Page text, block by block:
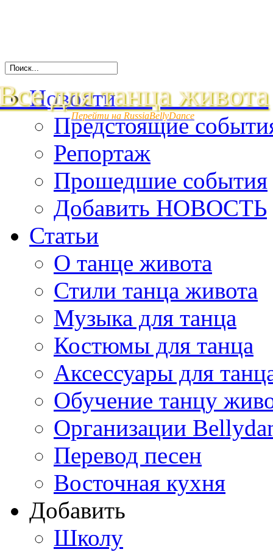
для танца живота
Перейти на RussiaBellyDance
Новости
Предстоящие
Репортаж
Прошедшие события
Добавить НОВОСТЬ
Статьи
О танце живота
Стили танца живота
Музыка для танца
Костюмы для танца
Аксессуары для
Обучение танцу
Организации
Перевод песен
Восточная кухня
Добавить
Школу